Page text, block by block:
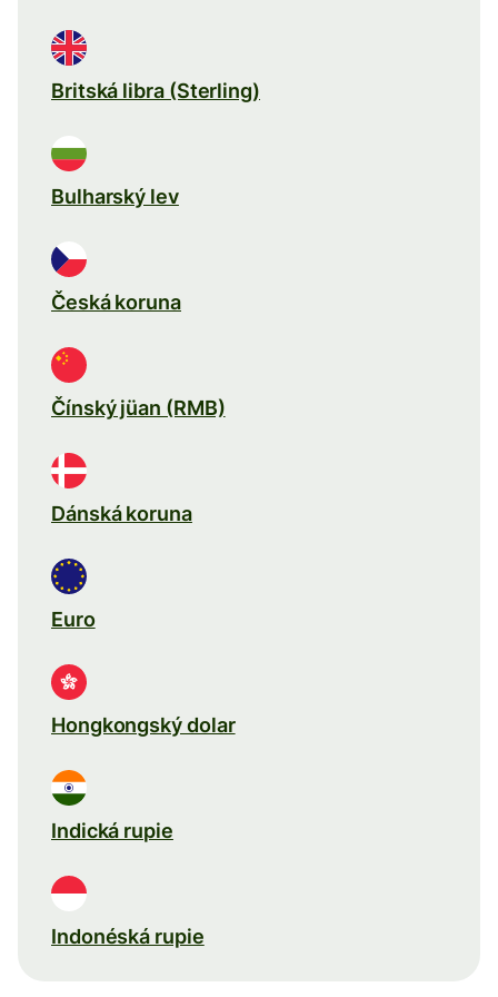
Britská libra (Sterling)
Bulharský lev
Česká koruna
Čínský jüan (RMB)
Dánská koruna
Euro
Hongkongský dolar
Indická rupie
Indonéská rupie